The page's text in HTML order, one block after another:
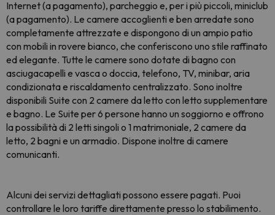
Internet (a pagamento), parcheggio e, per i più piccoli, miniclub
(a pagamento). Le camere accoglienti e ben arredate sono
completamente attrezzate e dispongono di un ampio patio
con mobili in rovere bianco, che conferiscono uno stile raffinato
ed elegante. Tutte le camere sono dotate di bagno con
asciugacapelli e vasca o doccia, telefono, TV, minibar, aria
condizionata e riscaldamento centralizzato. Sono inoltre
disponibili Suite con 2 camere da letto con letto supplementare
e bagno. Le Suite per 6 persone hanno un soggiorno e offrono
la possibilità di 2 letti singoli o 1 matrimoniale, 2 camere da
letto, 2 bagni e un armadio. Dispone inoltre di camere
comunicanti.
Alcuni dei servizi dettagliati possono essere pagati. Puoi
controllare le loro tariffe direttamente presso lo stabilimento.